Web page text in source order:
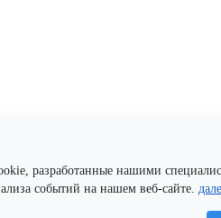
разработанные нашими
событий на нашем веб-сайте.